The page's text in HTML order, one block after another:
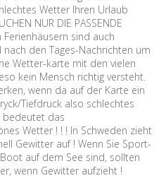
Wetter Ihren Urlaub
NUR DIE PASSENDE
Ferienhäusern sind auch
den Tages-Nachrichten um
Wetter-karte mit den vielen
kein Mensch richtig versteht.
wenn da auf der Karte ein
Tiefdruck also schlechtes
bedeutet das
Wetter ! ! ! In Schweden zieht
Gewitter auf ! Wenn Sie Sport-
auf dem See sind, sollten
wenn Gewitter aufzieht !